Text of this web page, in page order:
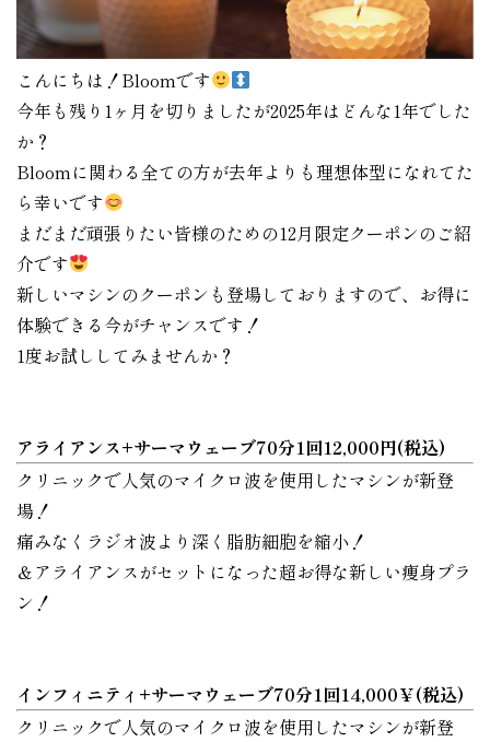
こんにちは！Bloomです
今年も残り1ヶ月を切りましたが2025年はどんな1年でした
か？
Bloomに関わる全ての方が去年よりも理想体型になれてた
ら幸いです
まだまだ頑張りたい皆様のための12月限定クーポンのご紹
介です
新しいマシンのクーポンも登場しておりますので、お得に
体験できる今がチャンスです！
1度お試ししてみませんか？
アライアンス+サーマウェーブ70分1回12,000円(税込)
クリニックで人気のマイクロ波を使用したマシンが新登
場！
痛みなくラジオ波より深く脂肪細胞を縮小！
＆アライアンスがセットになった超お得な新しい痩身プラ
ン！
インフィニティ+サーマウェーブ70分1回14,000￥(税込)
クリニックで人気のマイクロ波を使用したマシンが新登